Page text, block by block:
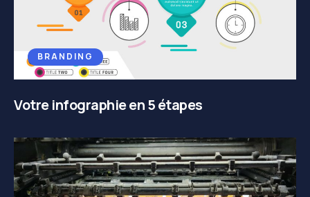
BRANDING
Votre infographie en 5 étapes